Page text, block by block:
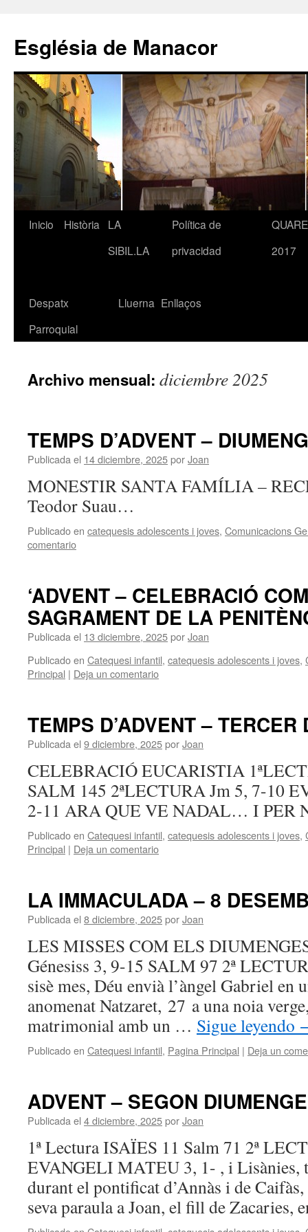
contenido
Església de Manacor
Inicio Història
LA
SIBIL.LA
Política de
privacidad
2017
Despatx
Parroquial
Lluerna Enllaços
Archivo mensual: diciembre 2025
TEMPS D’ADVENT –
Publicada el 14 diciembre, 2025porJoan
MONESTIR SANTA FAMÍLIA –
Teodor Suau…
Publicado en catequesis adolescents i joves, Comunicacions
comentario
‘ADVENT – CELEBRACIÓ
SAGRAMENT DE LA
Publicada el 13 diciembre, 2025porJoan
Publicado en Catequesi infantil, catequesis adolescents i joves,
Principal | Deja un comentario
TEMPS D’ADVENT – TERCER
Publicada el 9 diciembre, 2025porJoan
CELEBRACIÓ EUCARISTIA
SALM 145 2ªLECTURA Jm 5, 7-10
2-11 ARA QUE VE NADAL… I PER
Publicado en Catequesi infantil, catequesis adolescents i joves,
Principal | Deja un comentario
LA IMMACULADA – 8
Publicada el 8 diciembre, 2025porJoan
LES MISSES COM ELS
Génesiss 3, 9-15 SALM 97 2ª
sisè mes, Déu envià l’àngel Gabriel en
anomenat Natzaret, 27 a una noia
matrimonial amb un … Sigue leyendo
Publicado en Catequesi infantil, Pagina Principal | Deja un
ADVENT – SEGON DIUMENGE
Publicada el 4 diciembre, 2025porJoan
1ª Lectura ISAÏES 11 Salm 71 2ª
EVANGELI MATEU 3, 1- , i Lisànies,
durant el pontificat d’Annàs i de
seva paraula a Joan, el fill de